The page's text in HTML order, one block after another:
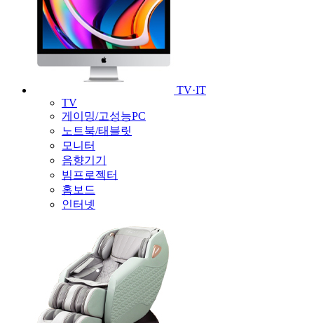
TV·IT
TV
게이밍/고성능PC
노트북/태블릿
모니터
음향기기
빔프로젝터
홈보드
인터넷